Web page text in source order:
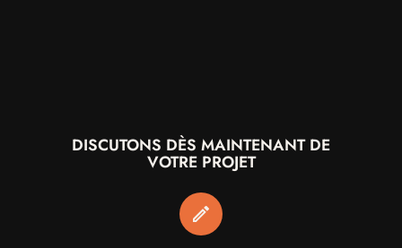
DISCUTONS DÈS MAINTENANT DE
VOTRE PROJET